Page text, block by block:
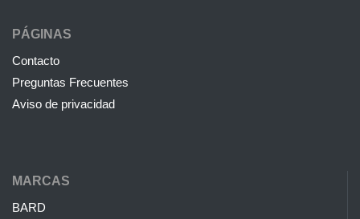
PÁGINAS
Contacto
Preguntas Frecuentes
Aviso de privacidad
MARCAS
BARD